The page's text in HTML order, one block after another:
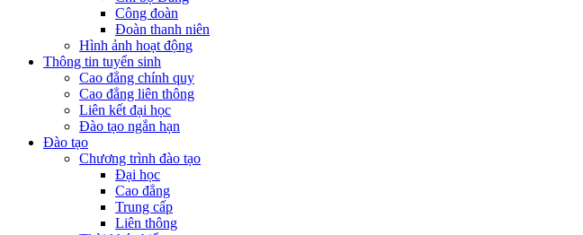
Công đoàn
Đoàn thanh niên
Hình ảnh hoạt động
Thông tin tuyển sinh
Cao đẳng chính quy
Cao đẳng liên thông
Liên kết đại học
Đào tạo ngắn hạn
Đào tạo
Chương trình đào tạo
Đại học
Cao đẳng
Trung cấp
Liên thông